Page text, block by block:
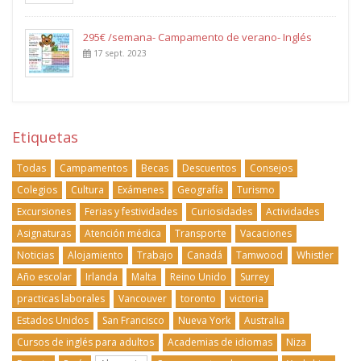
295€ /semana- Campamento de verano- Inglés
17 sept. 2023
Etiquetas
Todas Campamentos Becas Descuentos
Consejos
Colegios
Cultura Exámenes Geografía
Turismo
Excursiones
Ferias y festividades Curiosidades
Actividades
Asignaturas
Atención médica Transporte
Vacaciones
Noticias
Alojamiento Trabajo Canadá Tamwood
Whistler
Año escolar
Irlanda Malta Reino Unido
Surrey
practicas laborales
Vancouver toronto
victoria
Estados Unidos
San Francisco Nueva York
Australia
Cursos de inglés para adultos
Academias de idiomas
Niza